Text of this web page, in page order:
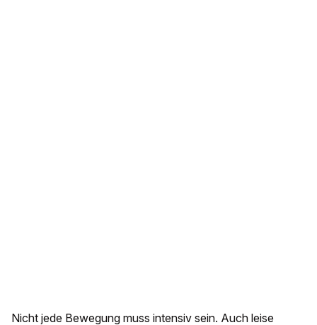
Nicht jede Bewegung muss intensiv sein. Auch leise